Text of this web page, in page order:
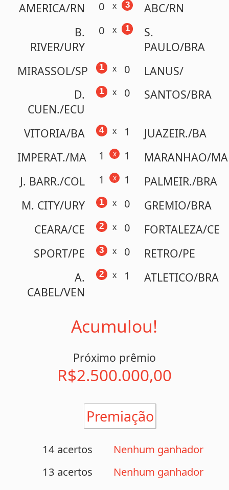
MIRASSOL/SP x LANUS/
0
D.
CUEN./ECU
x SANTOS/BRA
0
VITORIA/BA x JUAZEIR./BA
1
IMPERAT./MA x MARANHAO/MA
1
J. BARR./COL
M. CITY/URY x GREMIO/BRA
0
CEARA/CE x FORTALEZA/CE
0
SPORT/PE x RETRO/PE
0
A.
CABEL/VEN
x ATLETICO/BRA
Acumulou!
Próximo prêmio
R$2.500.000,00
Premiação
14 acertos
Nenhum ganhador
13 acertos
Nenhum ganhador